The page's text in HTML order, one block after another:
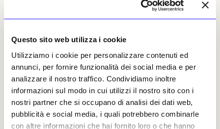
Questo sito web utilizza i cookie
Utilizziamo i cookie per personalizzare contenuti ed
annunci, per fornire funzionalità dei social media e per
analizzare il nostro traffico. Condividiamo inoltre
informazioni sul modo in cui utilizzi il nostro sito con i
nostri partner che si occupano di analisi dei dati web,
pubblicità e social media, i quali potrebbero combinarle
con altre informazioni che hai fornito loro o che hanno
architetti del Parco, che condivideranno con il
pubblico curiosità, approfondimenti e dettagli
Vittorio Bertello, 04 novembre
2025 | © Riproduzione
riservata